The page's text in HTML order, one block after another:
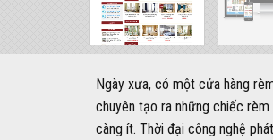
Ngày xưa, có một cửa hàng
chuyên tạo ra những chiếc
càng ít. Thời đại công nghệ